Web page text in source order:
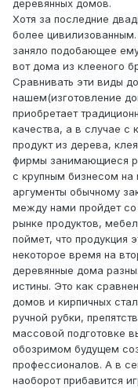
деревянных домов.
Хотя за последние
более
заняло подобающее
вот дома из клееного
Сравнивать эти виды
нашем(изготовление
приобретает
качества, а в случае с
продукт из дерева,
фирмы занимающиеся
с крупным бизнесом
аргументы обычному
между нами пройдет
рынке продуктов,
поймет, что продукция
некоторое время на
деревянные дома
истины. Это как
домов и кирпичных
ручной рубки,
массовой подготовке
обозримом будущем
профессионалов. А в
наоборот прибавится